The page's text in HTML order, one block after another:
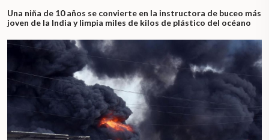
Una niña de 10 años se convierte en la instructora de buceo más
joven de la India y limpia miles de kilos de plástico del océano